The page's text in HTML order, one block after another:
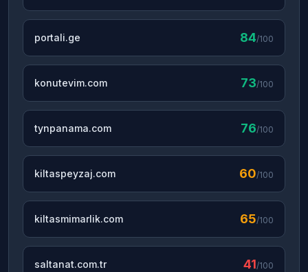
portali.ge 84/100
konutevim.com 73/100
tynpanama.com 76/100
kiltaspeyzaj.com 60/100
kiltasmimarlik.com 65/100
saltanat.com.tr 41/100